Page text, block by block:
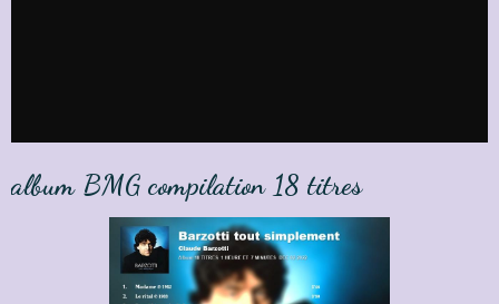
album BMG compilation 18 titres